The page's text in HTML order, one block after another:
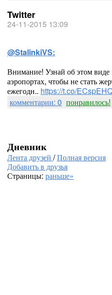
Twitter
24-11-2015 13:09
@StalinkiVS:
Внимание! Узнай об этом
аэропортах, чтобы не стать
ежегодн.. https://t.co/
комментарии: 0 понравилось!
Дневник
Лента друзей /Полная версия
Добавить в друзья
Страницы: раньше»